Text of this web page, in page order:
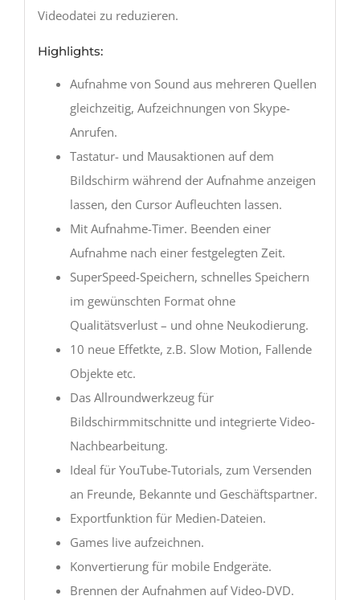
Videodatei zu reduzieren.
Highlights:
Aufnahme von Sound aus mehreren Quellen
gleichzeitig, Aufzeichnungen von Skype-
Anrufen.
Tastatur- und Mausaktionen auf dem
Bildschirm während der Aufnahme anzeigen
lassen, den Cursor Aufleuchten lassen.
Mit Aufnahme-Timer. Beenden einer
Aufnahme nach einer festgelegten Zeit.
SuperSpeed-Speichern, schnelles Speichern
im gewünschten Format ohne
Qualitätsverlust – und ohne Neukodierung.
10 neue Effetkte, z.B. Slow Motion, Fallende
Objekte etc.
Das Allroundwerkzeug für
Bildschirmmitschnitte und integrierte Video-
Nachbearbeitung.
Ideal für YouTube-Tutorials, zum Versenden
an Freunde, Bekannte und Geschäftspartner.
Exportfunktion für Medien-Dateien.
Games live aufzeichnen.
Konvertierung für mobile Endgeräte.
Brennen der Aufnahmen auf Video-DVD.